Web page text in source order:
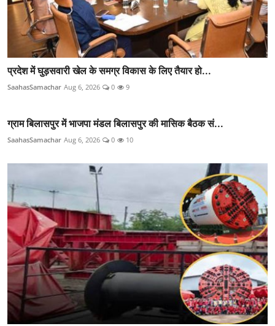
प्रदेश में घुड़सवारी खेल के समग्र विकास के लिए तैयार हो...
SaahasSamachar Aug 6, 2026 0 9
ग्राम बिलासपुर में भाजपा मंडल बिलासपुर की मासिक बैठक सं...
SaahasSamachar Aug 6, 2026 0 10